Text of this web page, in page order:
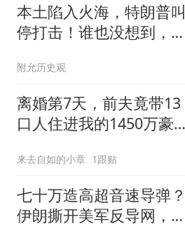
本土陷入火海，特朗普叫
停打击！谁也没想到，中
附允历史观
离婚第7天，前夫竟带13
口人住进我的1450万豪
来去自如的小章 1跟贴
七十万造高超音速导弹？
伊朗撕开美军反导网，炸